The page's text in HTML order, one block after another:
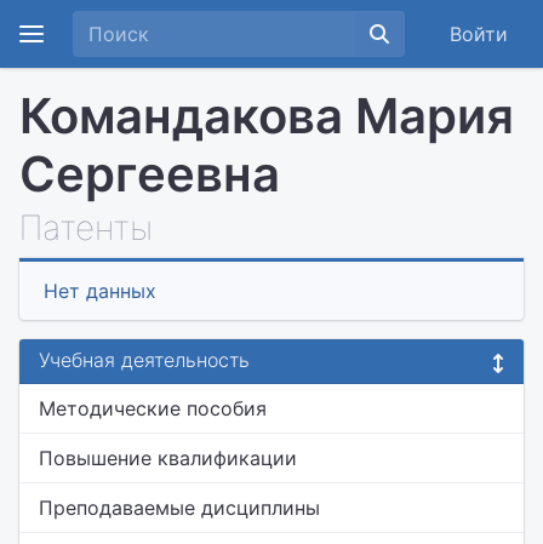
Войти
Командакова Мария
Сергеевна
Патенты
Нет данных
Учебная деятельность
Методические пособия
Повышение квалификации
Преподаваемые дисциплины